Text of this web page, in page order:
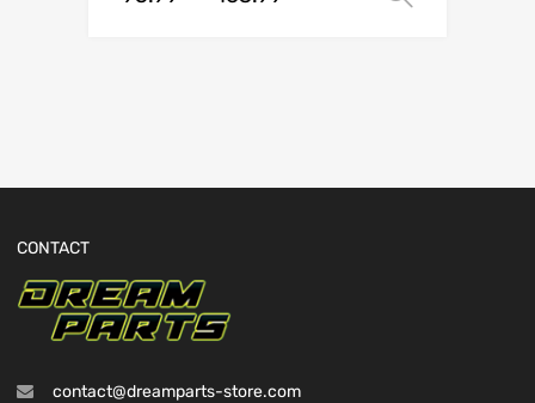
CONTACT
contact@dreamparts-store.com